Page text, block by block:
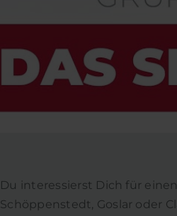
Du interessierst Dich für
Schöppenstedt, Goslar oder